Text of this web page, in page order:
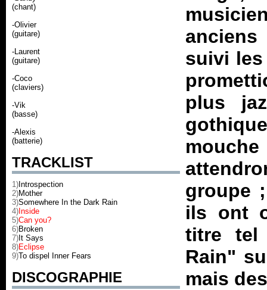
(chant)
-Olivier
(guitare)
-Laurent
(guitare)
-Coco
(claviers)
-Vik
(basse)
-Alexis
(batterie)
TRACKLIST
1) Introspection
2)Mother
3)Somewhere In the Dark Rain
4) Inside
5)Can you?
6)Broken
7) It Says
8)Eclipse
9)To dispel Inner Fears
DISCOGRAPHIE
suivi les
plus
groupe
ils ont
titre tel
Rain"
mais